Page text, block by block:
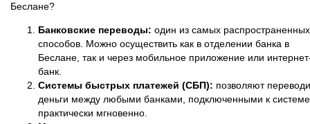
Беслане?
Банковские переводы: один из самых распространенных
способов. Можно осуществить как в отделении банка в
Беслане, так и через мобильное приложение или
банк.
Системы быстрых платежей (СБП): позволяют
деньги между любыми банками, подключенными к
практически мгновенно.